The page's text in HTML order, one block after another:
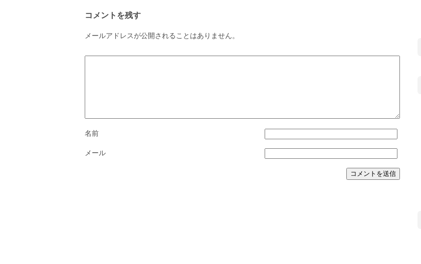
コメントを残す
メールアドレスが公開されることはありません。
名前
メール